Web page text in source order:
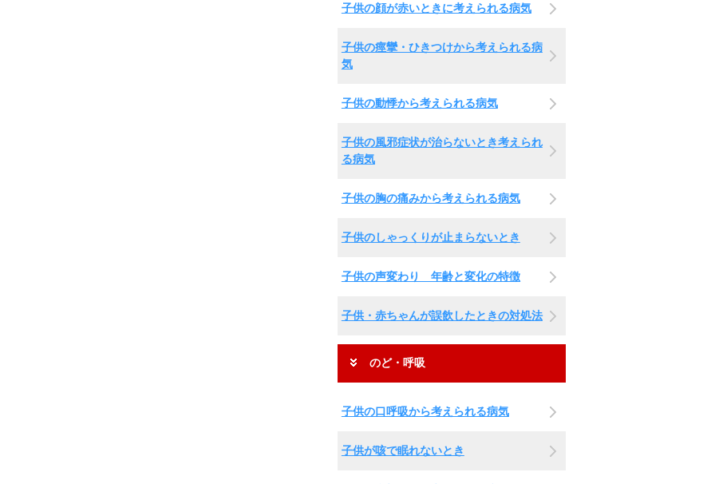
子供の顔が赤いときに考えられる病気
子供の痙攣・ひきつけから考えられる病
気
子供の動悸から考えられる病気
子供の風邪症状が治らないとき考えられ
る病気
子供の胸の痛みから考えられる病気
子供のしゃっくりが止まらないとき
子供の声変わり 年齢と変化の特徴
子供・赤ちゃんが誤飲したときの対処法
のど・呼吸
子供の口呼吸から考えられる病気
子供が咳で眠れないとき